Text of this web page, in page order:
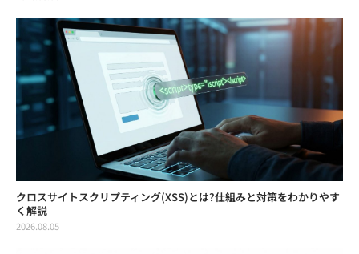
クロスサイトスクリプティング(XSS)とは?仕組みと対策をわかりやす
く解説
2026.08.05